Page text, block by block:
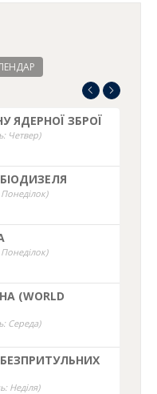
ЯДЕРНОЇ ЗБРОЇ
Четвер)
(WORLD
Середа)
Неділя)